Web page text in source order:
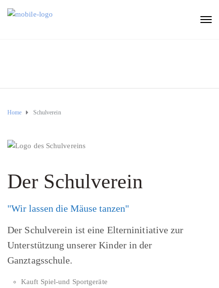
Home Schulverein
Der Schulverein
"Wir lassen die Mäuse tanzen"
Der Schulverein ist eine Elterninitiative zur
Unterstützung unserer Kinder in der
Ganztagsschule.
Kauft Spiel-und Sportgeräte